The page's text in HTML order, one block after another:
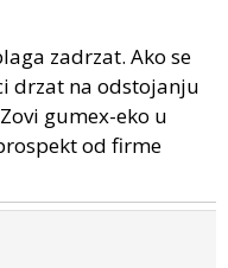
zadrzat. Ako se
drzat na odstojanju
gumex-eko u
od firme